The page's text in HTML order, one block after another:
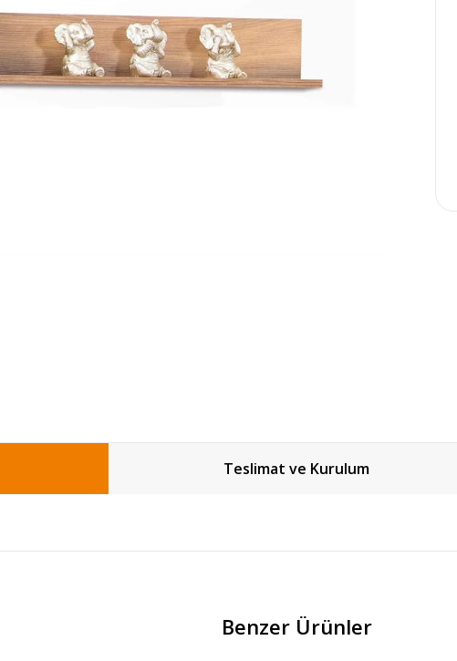
Teslimat ve Kurulum
Benzer Ürünler